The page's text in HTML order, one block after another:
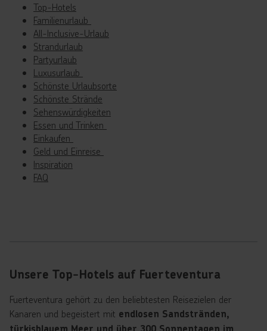
Top-Hotels
Familienurlaub
All-Inclusive-Urlaub
Strandurlaub
Partyurlaub
Luxusurlaub
Schönste Urlaubsorte
Schönste Strände
Sehenswürdigkeiten
Essen und Trinken
Einkaufen
Geld und Einreise
Inspiration
FAQ
Unsere Top-Hotels auf Fuerteventura
Fuerteventura gehört zu den beliebtesten Reisezielen der
Kanaren und begeistert mit endlosen Sandstränden,